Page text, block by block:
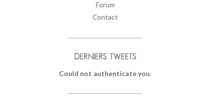
Forum
Contact
DERNIERS TWEETS
Could not authenticate you.